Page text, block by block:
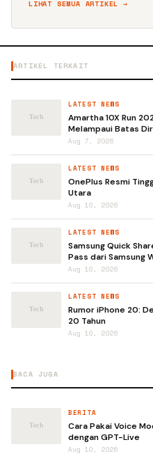
LIHAT SEMUA ARTIKEL →
ARTIKEL TERKAIT
LATEST NEWS
Amartha 10X Run
Melampaui Batas
Aug 7, 2026
LATEST NEWS
OnePlus Resmi
Utara
Aug 10, 2026
LATEST NEWS
Samsung Quick
Pass dari Samsung
Aug 10, 2026
LATEST NEWS
Rumor iPhone 20:
20 Tahun
Aug 10, 2026
BACA JUGA
BERITA
Cara Pakai Voice
dengan GPT-Live
Aug 10, 2026